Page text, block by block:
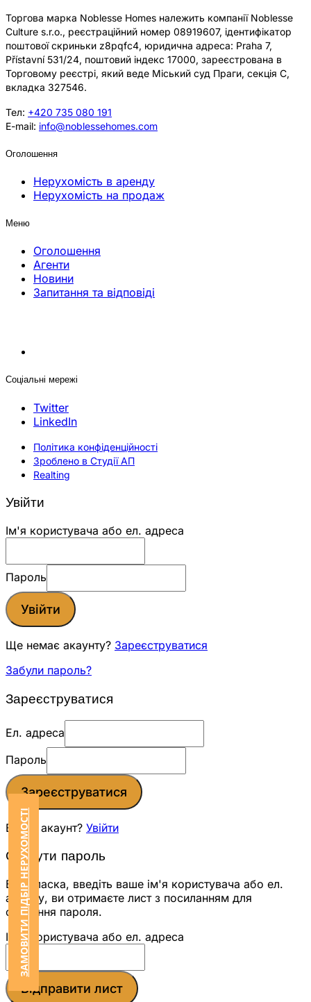
Торгова марка Noblesse Homes належить компанії Noblesse
Culture s.r.o., реєстраційний номер 08919607, ідентифікатор
поштової скриньки z8pqfc4, юридична адреса: Praha 7,
Přístavní 531/24, поштовий індекс 17000, зареєстрована в
Торговому реєстрі, який веде Міський суд Праги, секція C,
вкладка 327546.
Тел: +420 735 080 191
E-mail: info@noblessehomes.com
Оголошення
Нерухомість в аренду
Нерухомість на продаж
Меню
Оголошення
Агенти
Новини
Запитання та відповіді
Соціальні мережі
Twitter
LinkedIn
Політика конфіденційності
Зроблено в Студії АП
Realting
ЗАМОВИТИ ПІДБІР НЕРУХОМОСТІ
Увійти
Ім'я користувача або ел. адреса
Пароль
Увійти
Ще немає акаунту? Зареєструватися
Забули пароль?
Зареєструватися
Ел. адреса
Пароль
Зареєструватися
Вже є акаунт? Увійти
Скинути пароль
Будь ласка, введіть ваше ім'я користувача або ел.
адресу, ви отримаєте лист з посиланням для
скидання пароля.
Ім'я користувача або ел. адреса
Відправити лист